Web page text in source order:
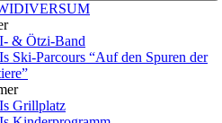
& Ötzi-Band
Ski-Parcours “Auf den Spuren der
Grillplatz